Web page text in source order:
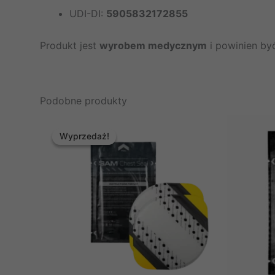
UDI-DI: 5905832172855
Produkt jest wyrobem medycznym i powinien
Podobne produkty
Wyprzedaż!
Wyprzedaż!